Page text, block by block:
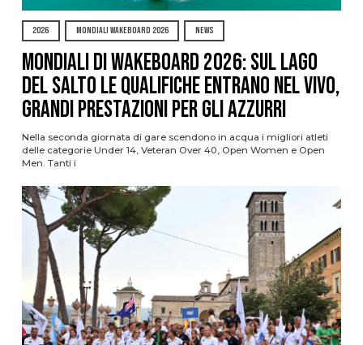
2026 MONDIALI WAKEBOARD 2026 NEWS
Mondiali di Wakeboard 2026: sul Lago
del Salto le qualifiche entrano nel vivo,
grandi prestazioni per gli azzurri
Nella seconda giornata di gare scendono in acqua i migliori atleti
delle categorie Under 14, Veteran Over 40, Open Women e Open
Men. Tanti i